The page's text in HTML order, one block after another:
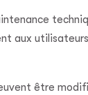
aux
être